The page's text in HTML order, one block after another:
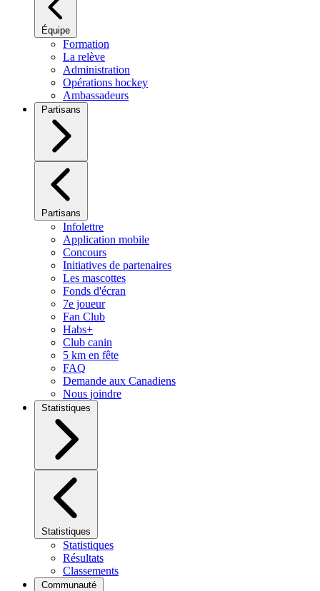
Équipe
Formation
La relève
Administration
Opérations hockey
Ambassadeurs
Partisans
Partisans
Infolettre
Application mobile
Concours
Initiatives de partenaires
Les mascottes
Fonds d'écran
7e joueur
Fan Club
Habs+
Club canin
5 km en fête
FAQ
Demande aux Canadiens
Nous joindre
Statistiques
Statistiques
Statistiques
Résultats
Classements
Communauté